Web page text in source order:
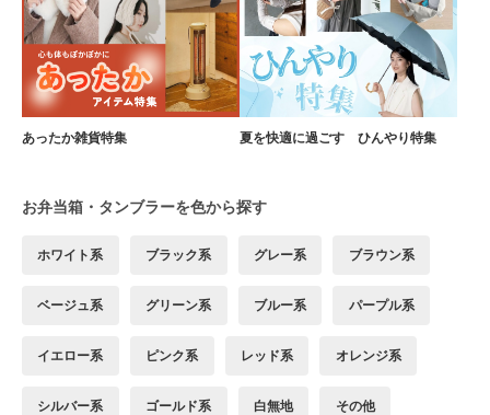
あったか雑貨特集 夏を快適に過ごす ひんやり特集
お弁当箱・タンブラーを色から探す
ホワイト系 ブラック系 グレー系 ブラウン系
ベージュ系 グリーン系 ブルー系 パープル系
イエロー系 ピンク系 レッド系 オレンジ系
シルバー系 ゴールド系 白無地 その他